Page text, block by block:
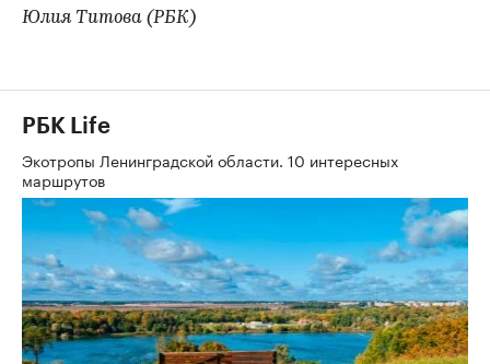
Юлия Титова (РБК)
РБК Life
Экотропы Ленинградской области. 10 интересных
маршрутов